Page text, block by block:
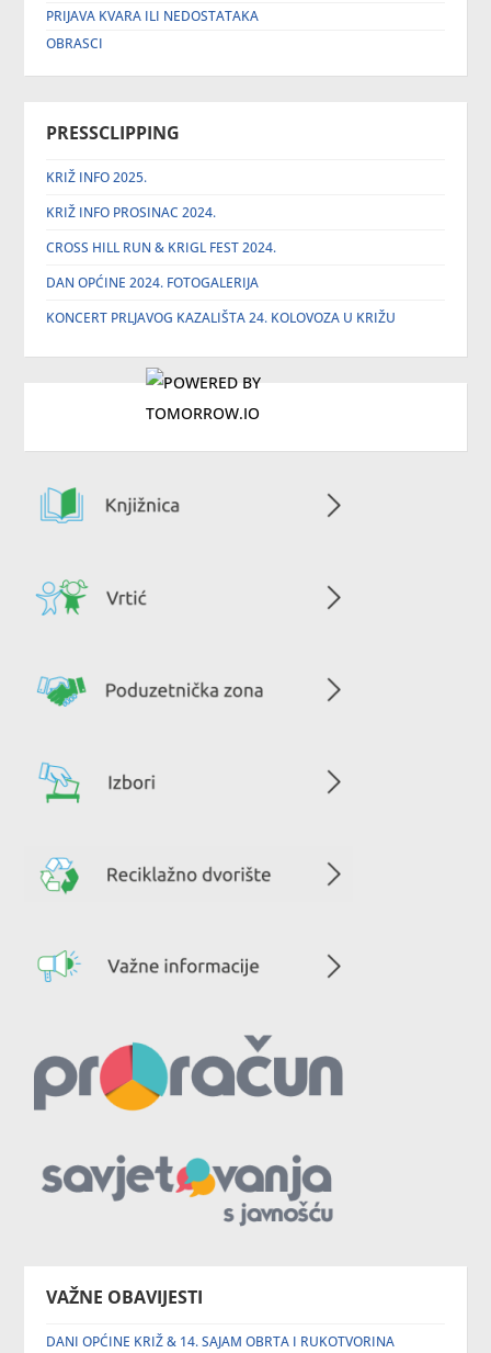
PRIJAVA KVARA ILI NEDOSTATAKA
OBRASCI
PRESSCLIPPING
KRIŽ INFO 2025.
KRIŽ INFO PROSINAC 2024.
CROSS HILL RUN & KRIGL FEST 2024.
DAN OPĆINE 2024. FOTOGALERIJA
KONCERT PRLJAVOG KAZALIŠTA 24. KOLOVOZA U KRIŽU
VAŽNE OBAVIJESTI
DANI OPĆINE KRIŽ & 14. SAJAM OBRTA I RUKOTVORINA